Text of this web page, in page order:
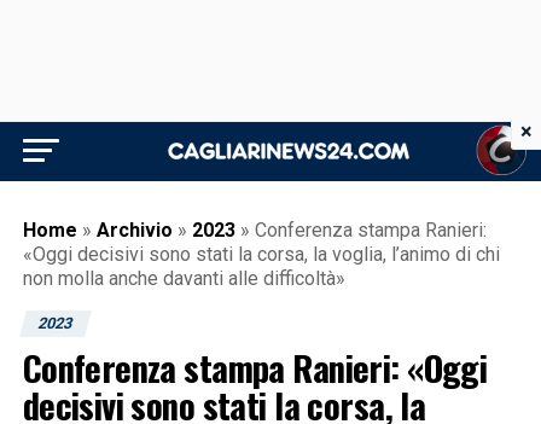
Home » Archivio » 2023 » Conferenza stampa Ranieri:
«Oggi decisivi sono stati la corsa, la voglia, l’animo di chi
non molla anche davanti alle difficoltà»
2023
Conferenza stampa Ranieri: «Oggi
decisivi sono stati la corsa, la
×